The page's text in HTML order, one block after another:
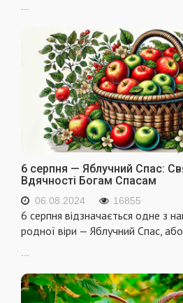
...
6 серпня — Яблучний Спас:
Вдячності Богам Спасам
06.08.2024 16855
6 серпня відзначається одне з
родної віри — Яблучний Спас,